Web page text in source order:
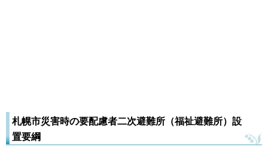
札幌市災害時の要配慮者二次避難所（福祉避難所）設
置要綱